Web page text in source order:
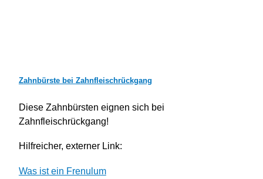
Zahnbürste bei Zahnfleischrückgang
Diese Zahnbürsten eignen sich bei
Zahnfleischrückgang!
Hilfreicher, externer Link:
Was ist ein Frenulum